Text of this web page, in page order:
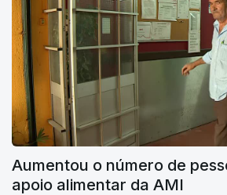
Aumentou o número de
apoio alimentar da AMI